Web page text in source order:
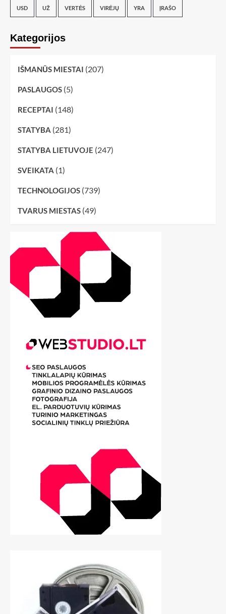
USD UŽ VERTĖS VIRĖJŲ YRA ĮRAŠO
Kategorijos
IŠMANŪS MIESTAI (207)
PASLAUGOS (5)
RECEPTAI (148)
STATYBA (281)
STATYBA LIETUVOJE (247)
SVEIKATA (1)
TECHNOLOGIJOS (739)
TVARUS MIESTAS (49)